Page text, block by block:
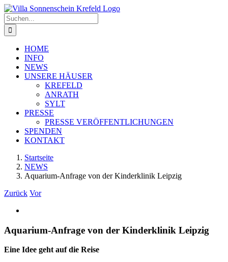
Zum
Inhalt
springen
Suche
nach:
HOME
INFO
NEWS
UNSERE HÄUSER
KREFELD
ANRATH
SYLT
PRESSE
PRESSE VERÖFFENTLICHUNGEN
SPENDEN
KONTAKT
Startseite
NEWS
Aquarium-Anfrage von der Kinderklinik Leipzig
Zurück Vor
Bild
Aquarium-Anfrage von der Kinderklinik Leipzig
Eine Idee geht auf die Reise